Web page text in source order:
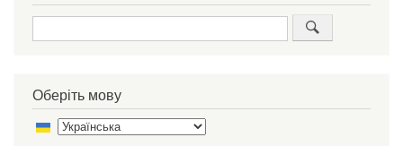
Пошук
Оберіть мову